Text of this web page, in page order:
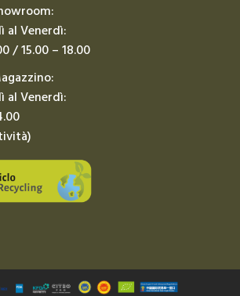
al Venerdì:
/ 15.00 – 18.00
al Venerdì: